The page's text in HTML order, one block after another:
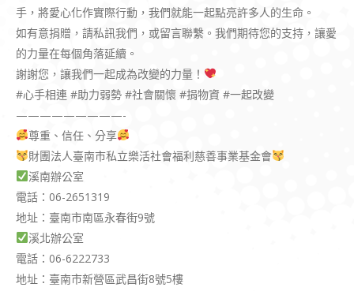
手，將愛心化作實際行動，我們就能一起點亮許多人的生命。
如有意捐贈，請私訊我們，或留言聯繫。我們期待您的支持，讓愛
的力量在每個角落延續。
謝謝您，讓我們一起成為改變的力量！
#心手相連 #助力弱勢 #社會關懷 #捐物資 #一起改變
—————————-
尊重、信任、分享
財團法人臺南市私立樂活社會福利慈善事業基金會
溪南辦公室
電話：06-2651319
地址：臺南市南區永春街9號
溪北辦公室
電話：06-6222733
地址：臺南市新營區武昌街8號5樓